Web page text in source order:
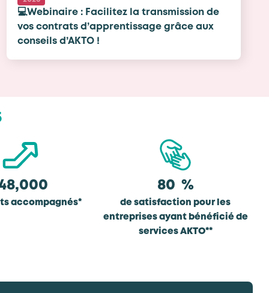
💻Webinaire : Facilitez la transmission de
vos contrats d’apprentissage grâce aux
conseils d’AKTO !
accompagnés*
80 %
de satisfaction pour les
entreprises ayant bénéficié de
services AKTO**